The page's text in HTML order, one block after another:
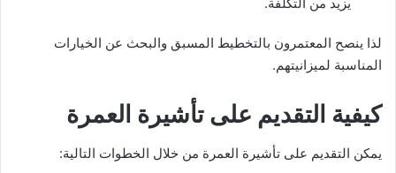
لذا ينصح المعتمرون بالتخطيط المسبق والبحث عن الخيارات
المناسبة لميزانيتهم.
كيفية التقديم على تأشيرة العمرة
يمكن التقديم على تأشيرة العمرة من خلال الخطوات التالية: